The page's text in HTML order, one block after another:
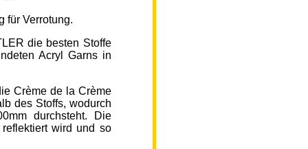
für Verrotung.
die besten Stoffe
Acryl Garns in
Crème de la Crème
des Stoffs, wodurch
durchsteht. Die
wird und so